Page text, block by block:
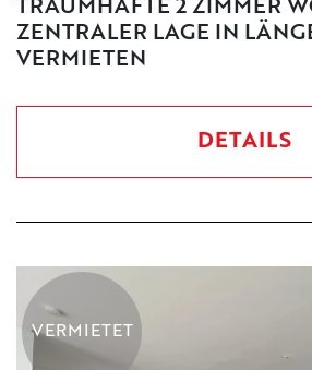
TRAUMHAFTE 2 ZIMMER
ZENTRALER LAGE IN
VERMIETEN
DETAILS
VERMIETET